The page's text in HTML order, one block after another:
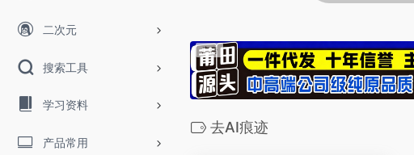
二次元
搜索工具
学习资料
产品常用
去AI痕迹